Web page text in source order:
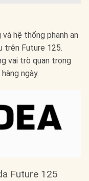
hệ thống phanh an
trên Future 125.
vai trò quan trọng
ngày.
Future 125